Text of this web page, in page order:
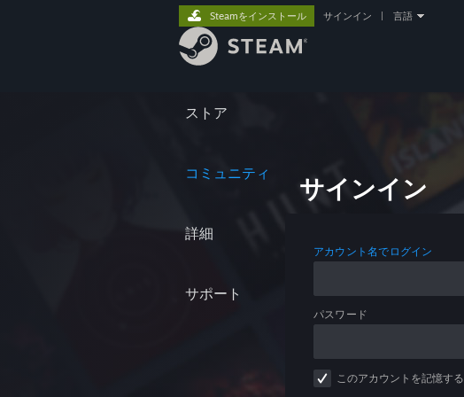
ストア
コミュニティ
詳細
サポート
Steamをインストール サインイン 言語
サインイン
アカウント名でログイン
パスワード
このアカウントを記憶する